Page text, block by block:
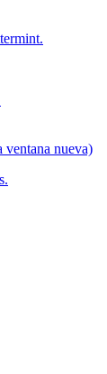
ventana nueva)